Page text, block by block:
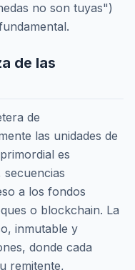
no son tuyas")
de las
de
las unidades de
es
secuencias
a los fondos
o blockchain. La
inmutable y
donde cada
remitente,